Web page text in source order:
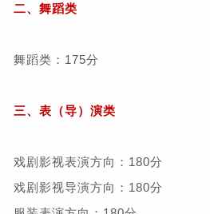
二、舞蹈类
舞蹈类：175分
三、表（导）演类
戏剧影视表演方向：180分
戏剧影视导演方向：180分